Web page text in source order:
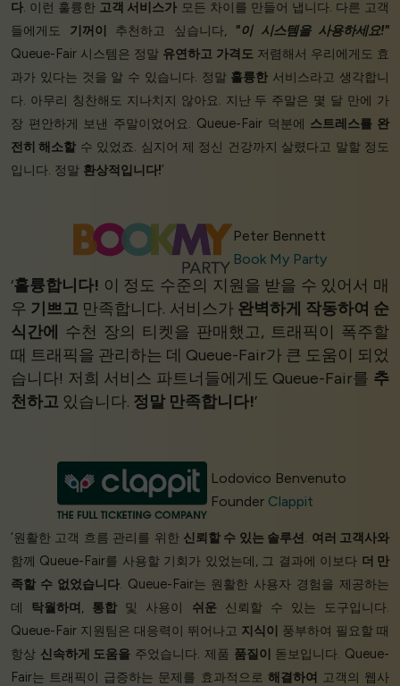
다. 이런 훌륭한 고객 서비스가 모든 차이를 만들어 냅니다. 다른 고객
들에게도 기꺼이 추천하고 싶습니다, "이 시스템을 사용하세요!"
Queue-Fair 시스템은 정말 유연하고 가격도 저렴해서 우리에게도 효
과가 있다는 것을 알 수 있습니다. 정말 훌륭한 서비스라고 생각합니
다. 아무리 칭찬해도 지나치지 않아요. 지난 두 주말은 몇 달 만에 가
장 편안하게 보낸 주말이었어요. Queue-Fair 덕분에 스트레스를 완
전히 해소할 수 있었죠. 심지어 제 정신 건강까지 살렸다고 말할 정도
입니다. 정말 환상적입니다!’
Peter Bennett
Book My Party
‘훌륭합니다! 이 정도 수준의 지원을 받을 수 있어서 매
우 기쁘고 만족합니다. 서비스가 완벽하게 작동하여 순
식간에
수천 장의 티켓을 판매했고, 트래픽이 폭주할
때 트래픽을 관리하는 데 Queue-Fair가 큰 도움이 되었
습니다! 저희 서비스 파트너들에게도 Queue-Fair를 추
천하고 있습니다. 정말 만족합니다!’
Lodovico Benvenuto
Founder Clappit
‘원활한 고객 흐름 관리를 위한 신뢰할 수 있는 솔루션. 여러 고객사와
함께 Queue-Fair를 사용할 기회가 있었는데, 그 결과에 이보다 더 만
족할 수 없었습니다. Queue-Fair는 원활한 사용자 경험을 제공하는
데 탁월하며, 통합 및 사용이 쉬운신뢰할 수 있는 도구입니다.
Queue-Fair 지원팀은 대응력이 뛰어나고 지식이 풍부하여 필요할 때
항상 신속하게 도움을 주었습니다. 제품 품질이 돋보입니다. Queue-
Fair는 트래픽이 급증하는 문제를 효과적으로 해결하여 고객의 웹사